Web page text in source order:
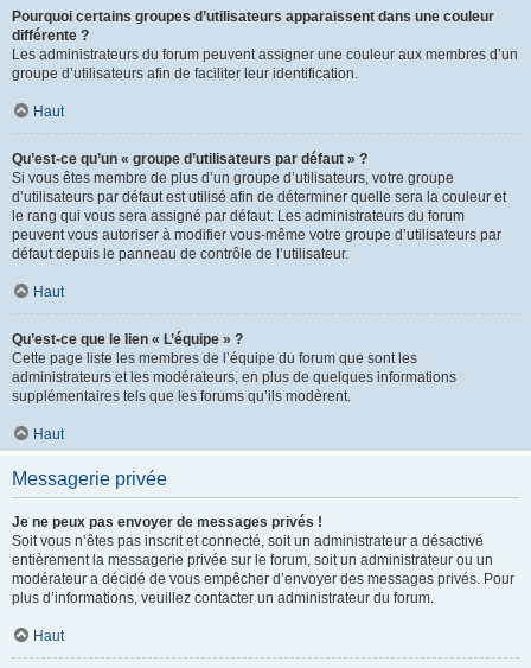
Pourquoi certains groupes d’utilisateurs apparaissent dans une couleur
différente ?
Les administrateurs du forum peuvent assigner une couleur aux membres d’un
groupe d’utilisateurs afin de faciliter leur identification.
Haut
Qu’est-ce qu’un « groupe d’utilisateurs par défaut » ?
Si vous êtes membre de plus d’un groupe d’utilisateurs, votre groupe
d’utilisateurs par défaut est utilisé afin de déterminer quelle sera la couleur et
le rang qui vous sera assigné par défaut. Les administrateurs du forum
peuvent vous autoriser à modifier vous-même votre groupe d’utilisateurs par
défaut depuis le panneau de contrôle de l’utilisateur.
Haut
Qu’est-ce que le lien « L’équipe » ?
Cette page liste les membres de l’équipe du forum que sont les
administrateurs et les modérateurs, en plus de quelques informations
supplémentaires tels que les forums qu’ils modèrent.
Haut
Messagerie privée
Je ne peux pas envoyer de messages privés !
Soit vous n’êtes pas inscrit et connecté, soit un administrateur a désactivé
entièrement la messagerie privée sur le forum, soit un administrateur ou un
modérateur a décidé de vous empêcher d’envoyer des messages privés. Pour
plus d’informations, veuillez contacter un administrateur du forum.
Haut